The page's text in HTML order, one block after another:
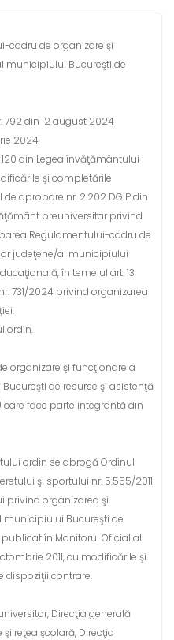
cadru de organizare şi
municipiului Bucureşti de
792 din 12 august 2024
2024
din Legea învăţământului
şi completările
aprobare nr. 2.202 DGIP din
preuniversitar privind
Regulamentului-cadru de
judeţene/al municipiului
în temeiul art. 13
731/2024 privind organizarea
ordin.
organizare şi funcţionare a
de resurse şi asistenţă
face parte integrantă din
ordin se abrogă Ordinul
şi sportului nr. 5.555/2011
privind organizarea şi
Bucureşti de
în Monitorul Oficial al
2011, cu modificările şi
dispoziţii contrare.
Direcţia generală
reţea şcolară, Direcţia